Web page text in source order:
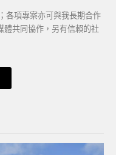
各項專案亦可與我長期合作
體共同協作，另有信賴的社